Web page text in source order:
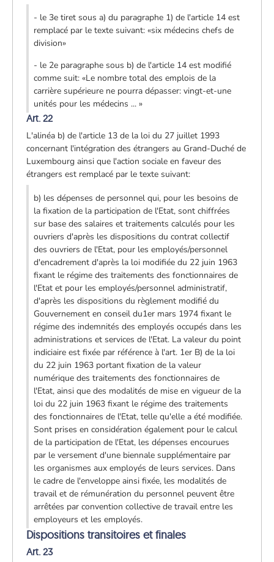
- le 3e tiret sous a) du paragraphe 1) de l'article 14 est
remplacé par le texte suivant: «six médecins chefs de
division»
- le 2e paragraphe sous b) de l'article 14 est modifié
comme suit: «Le nombre total des emplois de la
carrière supérieure ne pourra dépasser: vingt-et-une
unités pour les médecins ... »
Art. 22
L'alinéa b) de l'article 13 de la loi du 27 juillet 1993
concernant l'intégration des étrangers au Grand-Duché de
Luxembourg ainsi que l'action sociale en faveur des
étrangers est remplacé par le texte suivant:
b) les dépenses de personnel qui, pour les besoins de
la fixation de la participation de l'Etat, sont chiffrées
sur base des salaires et traitements calculés pour les
ouvriers d'après les dispositions du contrat collectif
des ouvriers de l'Etat, pour les employés/personnel
d'encadrement d'après la loi modifiée du 22 juin 1963
fixant le régime des traitements des fonctionnaires de
l'Etat et pour les employés/personnel administratif,
d'après les dispositions du règlement modifié du
Gouvernement en conseil du1er mars 1974 fixant le
régime des indemnités des employés occupés dans les
administrations et services de l'Etat. La valeur du point
indiciaire est fixée par référence à l'art. 1er B) de la loi
du 22 juin 1963 portant fixation de la valeur
numérique des traitements des fonctionnaires de
l'Etat, ainsi que des modalités de mise en vigueur de la
loi du 22 juin 1963 fixant le régime des traitements
des fonctionnaires de l'Etat, telle qu'elle a été modifiée.
Sont prises en considération également pour le calcul
de la participation de l'Etat, les dépenses encourues
par le versement d'une biennale supplémentaire par
les organismes aux employés de leurs services. Dans
le cadre de l'enveloppe ainsi fixée, les modalités de
travail et de rémunération du personnel peuvent être
arrêtées par convention collective de travail entre les
employeurs et les employés.
Dispositions transitoires et finales
Art. 23